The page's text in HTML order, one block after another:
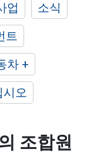
업
소식
트
차 +
시오
조합원